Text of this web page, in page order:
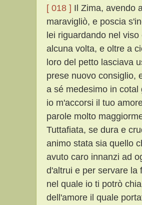
[ 018 ] Il Zima, avendo
maravigliò, e poscia
lei riguardando nel
alcuna volta, e oltre a
loro del petto lasciava
prese nuovo consiglio,
a sé medesimo in
io m'accorsi il tuo
parole molto
Tuttafiata, se dura e
animo stata sia quello
avuto caro innanzi ad
d'altrui e per servare
nel quale io ti potrò
dell'amore il quale